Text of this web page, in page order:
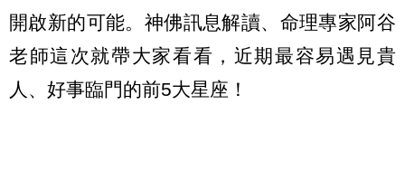
開啟新的可能。神佛訊息解讀、 命理專家阿谷
老師這次就帶大家看看，近期最容易遇見貴
人、 好事臨門的前5大星座！